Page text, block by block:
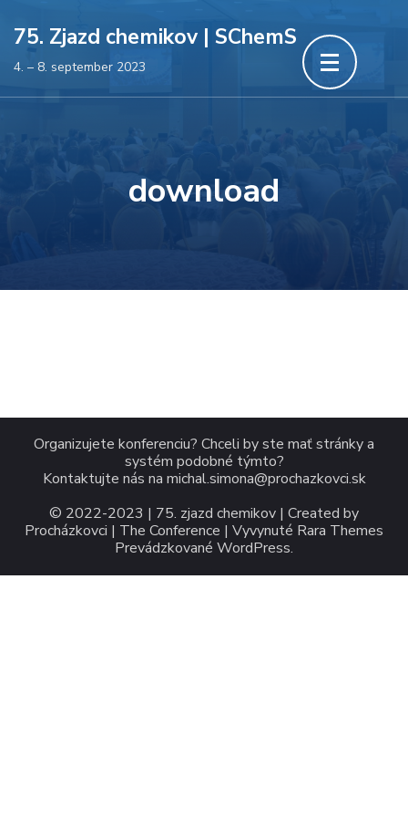
na
obsah
(stlačte
75. Zjazd chemikov | SChemS
4. – 8. september 2023
download
Organizujete konferenciu? Chceli by ste mať stránky a
systém podobné týmto?
Kontaktujte nás na michal.simona@prochazkovci.sk
© 2022-2023 | 75. zjazd chemikov | Created by
Procházkovci | The Conference | Vyvynuté Rara Themes
Prevádzkované WordPress.